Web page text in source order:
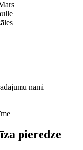
nami
pieredze